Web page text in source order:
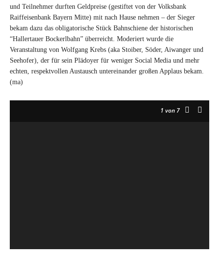
und Teilnehmer durften Geldpreise (gestiftet von der Volksbank
Raiffeisenbank Bayern Mitte) mit nach Hause nehmen – der Sieger
bekam dazu das obligatorische Stück Bahnschiene der historischen
“Hallertauer Bockerlbahn” überreicht. Moderiert wurde die
Veranstaltung von Wolfgang Krebs (aka Stoiber, Söder, Aiwanger und
Seehofer), der für sein Plädoyer für weniger Social Media und mehr
echten, respektvollen Austausch untereinander großen Applaus bekam.
(ma)
1 von 7